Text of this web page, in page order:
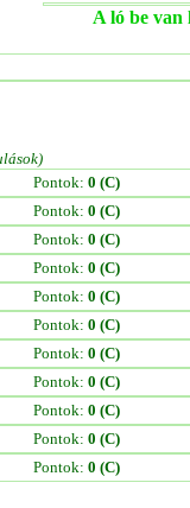
A ló be van
Pontok: 0 (C)
Pontok: 0 (C)
Pontok: 0 (C)
Pontok: 0 (C)
Pontok: 0 (C)
Pontok: 0 (C)
Pontok: 0 (C)
Pontok: 0 (C)
Pontok: 0 (C)
Pontok: 0 (C)
Pontok: 0 (C)